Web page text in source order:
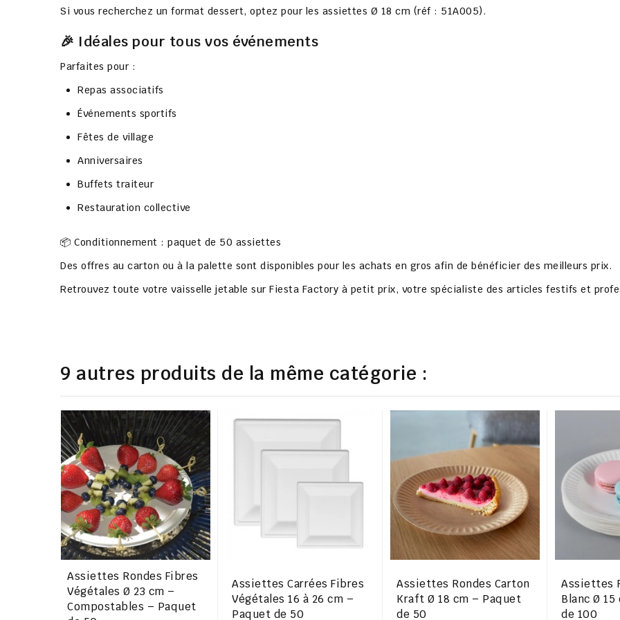
Si vous recherchez un format dessert, optez pour les assiettes Ø 18 cm (réf : 51A005).
🎉 Idéales pour tous vos événements
Parfaites pour :
Repas associatifs
Événements sportifs
Fêtes de village
Anniversaires
Buffets traiteur
Restauration collective
📦 Conditionnement : paquet de 50 assiettes
Des offres au carton ou à la palette sont disponibles pour les achats en gros afin de bénéficier des meilleurs prix.
Retrouvez toute votre vaisselle jetable sur Fiesta Factory à petit prix, votre spécialiste des articles festifs et
9 autres produits de la même catégorie :
Assiettes Rondes Fibres
Végétales Ø 23 cm –
Compostables – Paquet
Assiettes Carrées Fibres
Végétales 16 à 26 cm –
Paquet de 50
Assiettes Rondes Carton
Kraft Ø 18 cm – Paquet
de 50
Assiettes
Blanc Ø
de 100